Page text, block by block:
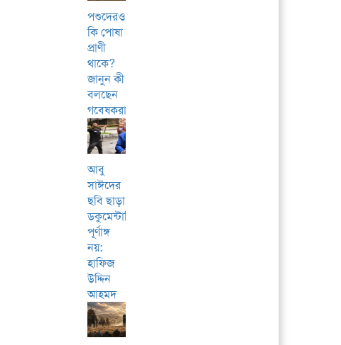
পশুদেরও
কি পোষা
প্রাণী
থাকে?
জানুন কী
বলছেন
গবেষকরা
আবু
সাঈদের
ছবি ছাড়া
ডকুমেন্টারি
পূর্ণাঙ্গ
নয়:
হাফিজ
উদ্দিন
আহমদ